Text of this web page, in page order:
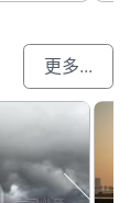
更多...